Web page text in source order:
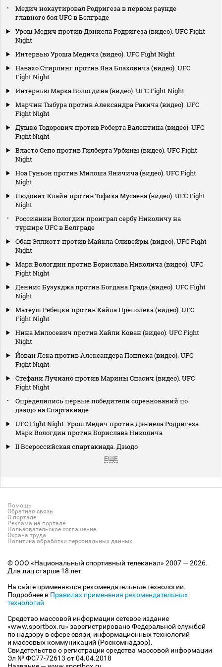
Медич нокаутировал Родригеза в первом раунде
главного боя UFC в Белграде
Урош Медич против Дэниела Родригеза (видео). UFC Fight
Night
Интервью Уроша Медича (видео). UFC Fight Night
Навахо Стирлинг против Яна Блаховича (видео). UFC
Fight Night
Интервью Марка Вологдина (видео). UFC Fight Night
Марчин Тыбура против Александра Ракича (видео). UFC
Fight Night
Душко Тодорович против Роберта Валентина (видео). UFC
Fight Night
Власто Сепо против Гилберта Урбины (видео). UFC Fight
Night
Ноа Гуньон против Милоша Яничича (видео). UFC Fight
Night
Людовит Клайн против Тофика Мусаева (видео). UFC Fight
Night
Россиянин Вологдин проиграл сербу Николичу на
турнире UFC в Белграде
Обан Эллиотт против Майкла Оливейры (видео). UFC Fight
Night
Марк Вологдин против Борислава Николича (видео). UFC
Fight Night
Деннис Бузукджа против Богдана Града (видео). UFC Fight
Night
Матеуш Ребецки против Кайла Преполека (видео). UFC
Fight Night
Нина Милосевич против Хайли Кован (видео). UFC Fight
Night
Йован Лека против Александера Поппека (видео). UFC
Fight Night
Стефани Лучиано против Марины Спасич (видео). UFC
Fight Night
Определились первые победители соревнований по
дзюдо на Спартакиаде
UFC Fight Night. Урош Медич против Дэниела Родригеза.
Марк Вологдин против Борислава Николича
II Всероссийская спартакиада. Дзюдо
ЕЩЕ
Помощь
Обратная связь
О портале
Реклама на портале
Пользовательское соглашение
Охрана труда
Политика обработки персональных данных
© ООО «Национальный спортивный телеканал» 2007 — 2026.
Для лиц старше 18 лет
На сайте применяются рекомендательные технологии.
Подробнее в Правилах применения рекомендательных
технологий
Средство массовой информации сетевое издание
«www.sportbox.ru» зарегистрировано Федеральной службой
по надзору в сфере связи, информационных технологий
и массовых коммуникаций (Роскомнадзор).
Свидетельство о регистрации средства массовой информации
Эл № ФС77-72613 от 04.04.2018